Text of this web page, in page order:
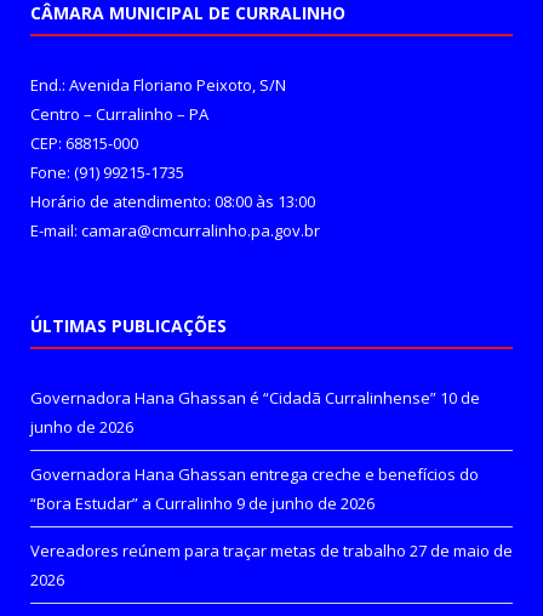
CÂMARA MUNICIPAL DE CURRALINHO
End.: Avenida Floriano Peixoto, S/N
Centro – Curralinho – PA
CEP: 68815-000
Fone: (91) 99215-1735
Horário de atendimento: 08:00 às 13:00
E-mail: camara@cmcurralinho.pa.gov.br
ÚLTIMAS PUBLICAÇÕES
Governadora Hana Ghassan é “Cidadã Curralinhense” 10 de
junho de 2026
Governadora Hana Ghassan entrega creche e benefícios do
“Bora Estudar” a Curralinho 9 de junho de 2026
Vereadores reúnem para traçar metas de trabalho 27 de maio de
2026